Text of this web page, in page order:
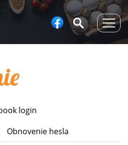
login
Obnovenie hesla